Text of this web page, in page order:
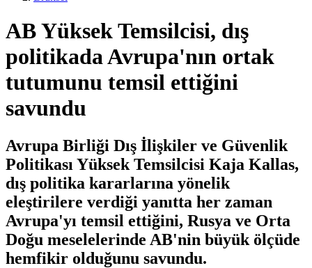
AB Yüksek Temsilcisi, dış
politikada Avrupa'nın ortak
tutumunu temsil ettiğini
savundu
Avrupa Birliği Dış İlişkiler ve Güvenlik
Politikası Yüksek Temsilcisi Kaja Kallas,
dış politika kararlarına yönelik
eleştirilere verdiği yanıtta her zaman
Avrupa'yı temsil ettiğini, Rusya ve Orta
Doğu meselelerinde AB'nin büyük ölçüde
hemfikir olduğunu savundu.